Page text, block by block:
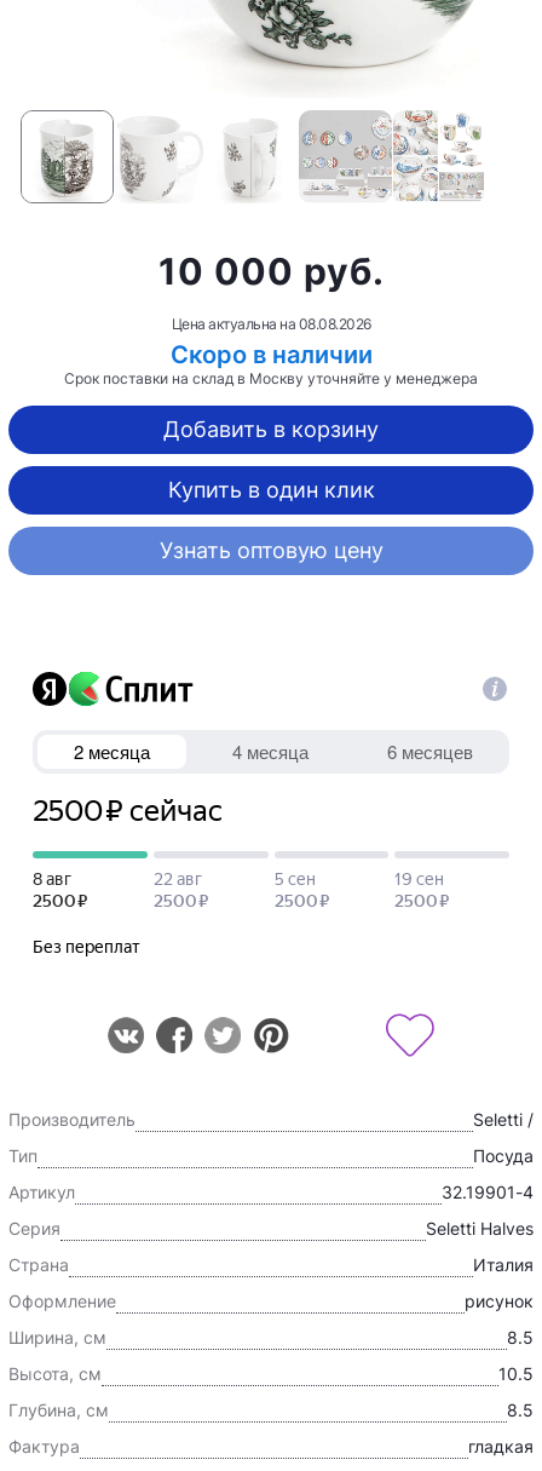
10 000 руб.
Цена актуальна на 08.08.2026
Скоро в наличии
Срок поставки на склад в Москву уточняйте у менеджера
Добавить в корзину
Купить в один клик
Узнать оптовую цену
Производитель
Seletti /
Тип
Посуда
Артикул
32.19901-4
Серия
Seletti Halves
Страна
Италия
Оформление
рисунок
Ширина, см
8.5
Высота, см
10.5
Глубина, см
8.5
Фактура
гладкая